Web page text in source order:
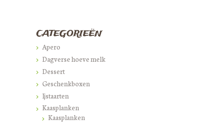
CATEGORIEËN
Apero
Dagverse hoeve melk
Dessert
Geschenkboxen
Ijstaarten
Kaasplanken
Kaasplanken